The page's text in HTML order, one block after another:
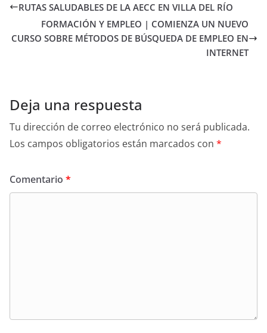
RUTAS SALUDABLES DE LA AECC EN VILLA DEL RÍO
FORMACIÓN Y EMPLEO | COMIENZA UN NUEVO
CURSO SOBRE MÉTODOS DE BÚSQUEDA DE EMPLEO EN
INTERNET
Deja una respuesta
Tu dirección de correo electrónico no será publicada.
Los campos obligatorios están marcados con *
Comentario *